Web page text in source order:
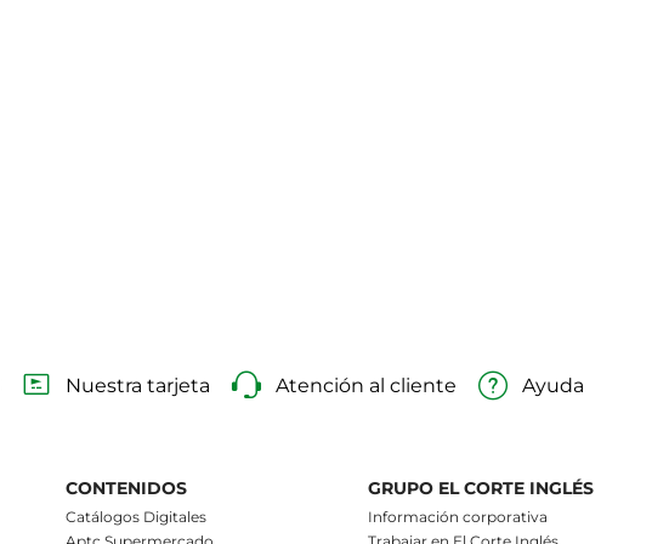
Nuestra tarjeta Atención al cliente Ayuda
CONTENIDOS
Catálogos Digitales
GRUPO EL CORTE INGLÉS
Información corporativa